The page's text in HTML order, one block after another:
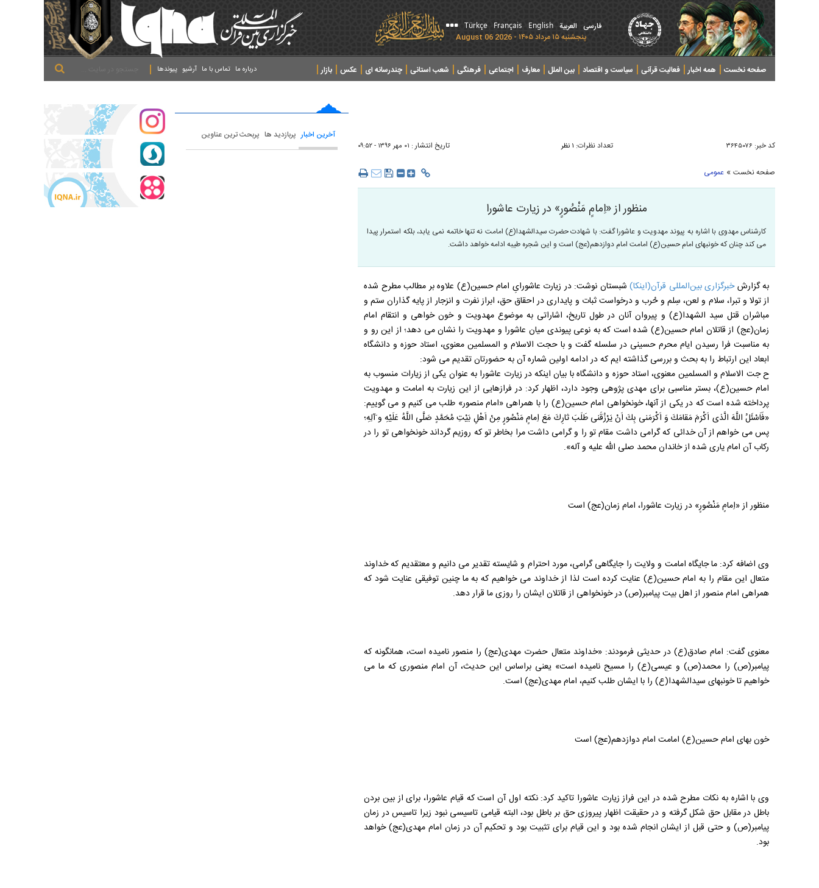
فارسی العربیة English
Français
Türkçe
پنجشنبه ۱۵ مرداد ۱۴۰۵ - 2026 August 06
صفحه نخست همه اخبار فعالیت قرآنی سیاست و اقتصاد بین الملل معارف اجتماعی فرهنگی شعب استانی چندرسانه ای عکس
بازار
پیوندها آرشیو تماس با ما درباره ما
کد خبر: ۳۶۴۵۰۷۶ تعداد نظرات: ۱ نظر تاریخ انتشار : ۰۱ مهر ۱۳۹۶ - ۰۹:۵۲
صفحه نخست » عمومی
منظور از «اِمامٍ مَنْصُورٍ» در زیارت عاشورا
کارشناس مهدوی با اشاره به پیوند مهدویت و عاشورا گفت: با شهادت حضرت سیدالشهدا(ع) امامت نه تنها خاتمه نمی یابد، بلکه استمرار پیدا
می کند چنان که خونبهای امام حسین(ع) امامت امام دوازدهم(عج) است و این شجره طیبه ادامه خواهد داشت.
به گزارشخبرگزاری بین‌المللی قرآن(اینکا) شبستان نوشت: در زیارت عاشورایِ امام حسین(ع) علاوه بر مطالب مطرح شده
از تولا و تبرا، سلام و لعن، سِلم و حُرب و درخواست ثبات و پایداری در احقاق حق، ابراز نفرت و انزجار از پایه گذاران ستم و
مباشران قتل سید الشهدا(ع) و پیروان آنان در طول تاریخ، اشاراتی به موضوع مهدویت و خون خواهی و انتقام امام
زمان(عج) از قاتلان امام حسین(ع) شده است که به نوعی پیوندی میان عاشورا و مهدویت را نشان می دهد؛ از این رو و
به مناسبت فرا رسیدن ایام محرم حسینی در سلسله گفت و با حجت الاسلام و المسلمین معنوی، استاد حوزه و دانشگاه
ابعاد این ارتباط را به بحث و بررسی گذاشته ایم که در ادامه اولین شماره آن به حضورتان تقدیم می شود:
ح جت الاسلام و المسلمین معنوی، استاد حوزه و دانشگاه با بیان اینکه در زیارت عاشورا به عنوان یکی از زیارات منسوب به
امام حسین(ع)، بستر مناسبی برای مهدی پژوهی وجود دارد، اظهار کرد: در فرازهایی از این زیارت به امامت و مهدویت
پرداخته شده است که در یکی از آنها، خونخواهی امام حسین(ع) را با همراهی «امام منصور» طلب می کنیم و می گوییم:
«فَاَسْئَلُ اللَّهَ الَّذى اَکْرَمَ مَقامَكَ وَ اَکْرَمَنى بِكَ اَنْ يَرْزُقَنى طَلَبَ ثارِكَ مَعَ اِمامٍ مَنْصُورٍ مِنْ اَهْلِ بَيْتِ مُحَمَّدٍ صَلَّى اللَّهُ عَلَيْهِ و َآلِهِ؛
پس مى خواهم از آن خدائى که گرامى داشت مقام تو را و گرامى داشت مرا بخاطر تو که روزيم گرداند خونخواهى تو را در
رکاب آن امام يارى شده از خاندان محمد صلى اللّه عليه و آله».
منظور از «اِمامٍ مَنْصُورٍ» در زیارت عاشورا، امام زمان(عج) است
وی اضافه کرد: ما جایگاه امامت و ولایت را جایگاهی گرامی، مورد احترام و شایسته تقدیر می دانیم و معتقدیم که خداوند
متعال این مقام را به امام حسین(ع) عنایت کرده است لذا از خداوند می خواهیم که به ما چنین توفیقی عنایت شود که
همراهی امام منصور از اهل بیت پیامبر(ص) در خونخواهی از قاتلان ایشان را روزی ما قرار دهد.
معنوی گفت: امام صادق(ع) در حدیثی فرمودند: «خداوند متعال حضرت مهدی(عج) را منصور نامیده است، همانگونه که
پیامبر(ص) را محمد(ص) و عیسی(ع) را مسیح نامیده است»­ یعنی براساس این حدیث، آن امام منصوری که ما می
خواهیم تا خونبهای سیدالشهدا(ع) را با ایشان طلب کنیم، امام مهدی(عج) است.
خون بهای امام حسین(ع) امامت امام دوازدهم(عج) است
وی با اشاره به نکات مطرح شده در این فراز زیارت عاشورا تاکید کرد: نکته اول آن است که قیام عاشورا، برای از بین بردن
باطل در مقابل حق شکل گرفته و در حقیقت اظهار پیروزی حق بر باطل بود، البته قیامی تاسیسی نبود زیرا تاسیس در زمان
پیامبر(ص) و حتی قبل از ایشان انجام شده بود و این قیام برای تثبیت بود و تحکیم آن در زمان امام مهدی(عج) خواهد
بود.
آخرین اخبار پربازدید ها پربحث ترین عناوین